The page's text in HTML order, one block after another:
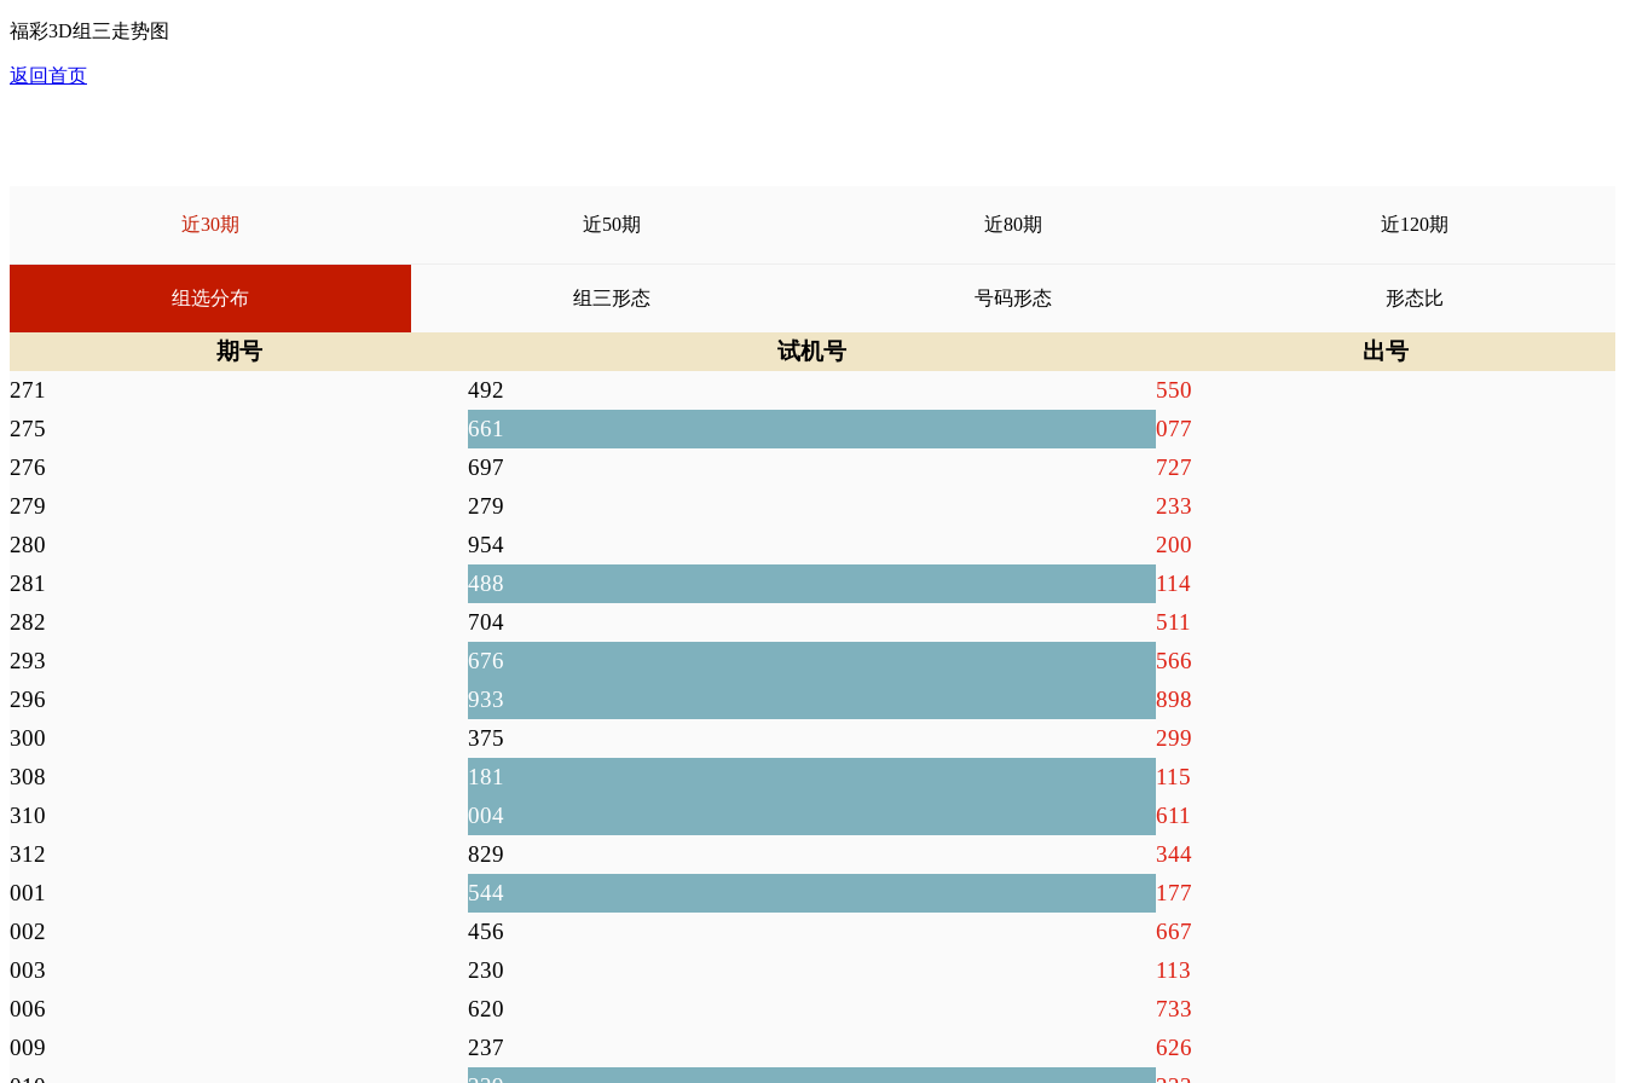
福彩3D组三走势图
返回首页
近30期 近50期 近80期 近120期
组选分布 组三形态 号码形态 形态比
期号 试机号
出号
271
492
550
275
661
077
276
697
727
279
279
233
280
954
200
281
488
114
282
704
511
293
676
566
296
933
898
300
375
299
308
181
115
310
004
611
312
829
344
001
544
177
002
456
667
003
230
113
006
620
733
009
237
626